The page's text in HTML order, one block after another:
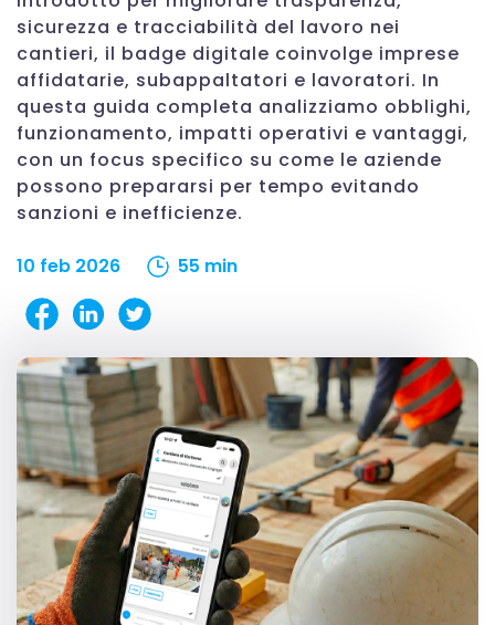
sicurezza e tracciabilità del lavoro nei
cantieri, il badge digitale coinvolge imprese
affidatarie, subappaltatori e lavoratori. In
questa guida completa analizziamo obblighi,
funzionamento, impatti operativi e vantaggi,
con un focus specifico su come le aziende
possono prepararsi per tempo evitando
sanzioni e inefficienze.
10 feb 2026 55 min